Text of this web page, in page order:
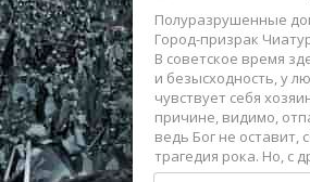
Полуразрушенные
Город-призрак
В советское время
и безысходность, у
чувствует себя
причине, видимо,
ведь Бог не оставит,
трагедия рока. Но, с
поэтому всегда